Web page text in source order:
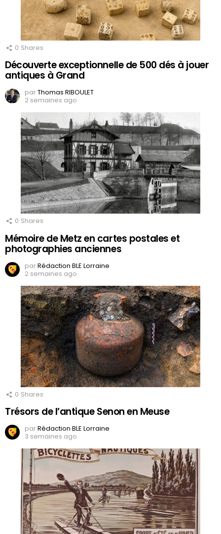
0 Shares
Découverte exceptionnelle de 500 dés à jouer
antiques à Grand
parThomas RIBOULET
2 semaines ago
0 Shares
Mémoire de Metz en cartes postales et
photographies anciennes
parRédaction BLE Lorraine
2 semaines ago
0 Shares
Trésors de l’antique Senon en Meuse
parRédaction BLE Lorraine
3 semaines ago